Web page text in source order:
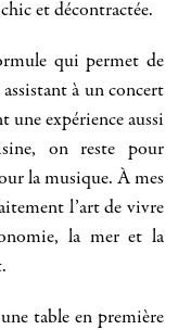
et décontractée.
qui permet de
à un concert
une expérience aussi
on reste pour
la musique. À mes
l’art de vivre
la mer et la
une table en première